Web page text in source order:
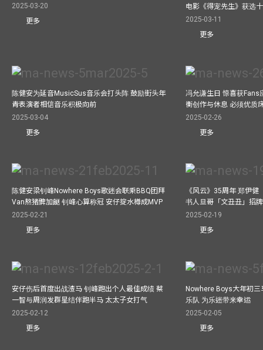
2025-03-20
更多
电影《得宠先生》获选
2025-03-11
更多
陈健安为延音MusicSus音乐会打头阵 鼓励街头年
青表演者相信音乐积极向前
2025-03-04
更多
冯允谦生日 惊喜获Fans
衡创作与休息 必须优质
2025-02-26
更多
陈健安梁钊峰Nowhere Boys歌迷会联乘BBQ团拜
Van熬猪髀加餸 钊峰心算称冠 安仔掟水樽成MVP
2025-02-21
更多
《风云》35周年 郑伊
书人旦哥「文丑丑」招
2025-02-19
更多
安仔伤后首度出战渣马 钊峰跑出个人最佳成绩 蔡
一智与周润发群星结伴跑半马 太太子女打气
2025-02-12
更多
Nowhere Boys大年初
乐队 为乐迷带来幸运
2025-02-05
更多